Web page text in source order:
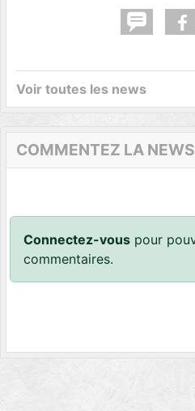
Voir toutes les news
COMMENTEZ LA NEWS
Connectez-vous pour
commentaires.